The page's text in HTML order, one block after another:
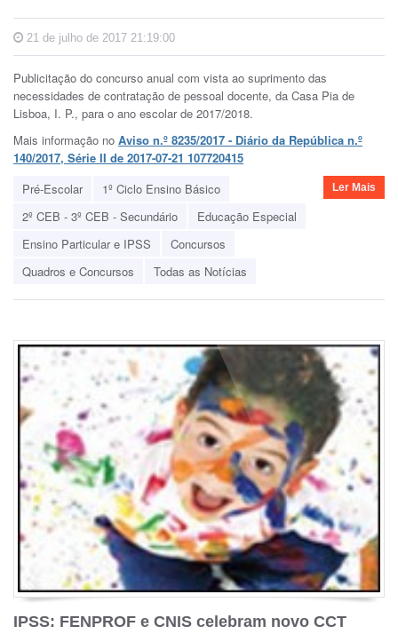
21 de julho de 2017 21:19:00
Publicitação do concurso anual com vista ao suprimento das
necessidades de contratação de pessoal docente, da Casa Pia de
Lisboa, I. P., para o ano escolar de 2017/2018.
Mais informação no Aviso n.º 8235/2017 - Diário da República n.º
140/2017, Série II de 2017-07-21 107720415
Pré-Escolar
1º Ciclo Ensino Básico
2º CEB - 3º CEB - Secundário
Educação Especial
Ensino Particular e IPSS
Concursos
Quadros e Concursos
Todas as Notícias
Ler Mais
IPSS: FENPROF e CNIS celebram novo CCT